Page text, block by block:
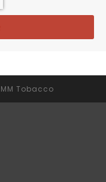
Tobacco